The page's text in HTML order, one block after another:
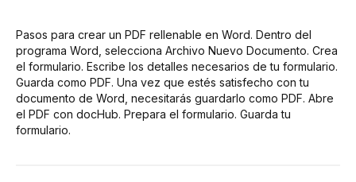
Pasos para crear un PDF rellenable en Word. Dentro del
programa Word, selecciona Archivo Nuevo Documento. Crea
el formulario. Escribe los detalles necesarios de tu formulario.
Guarda como PDF. Una vez que estés satisfecho con tu
documento de Word, necesitarás guardarlo como PDF. Abre
el PDF con docHub. Prepara el formulario. Guarda tu
formulario.